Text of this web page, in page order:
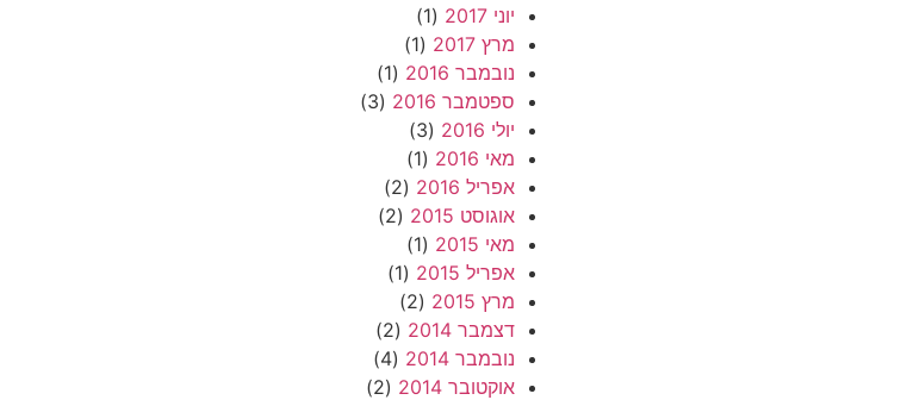
יוני 2017
(1)
מרץ 2017
(1)
נובמבר 2016
(1)
ספטמבר 2016
(3)
יולי 2016
(3)
מאי 2016
(1)
אפריל 2016
(2)
אוגוסט 2015
(2)
מאי 2015
(1)
אפריל 2015
(1)
מרץ 2015
(2)
דצמבר 2014
(2)
נובמבר 2014
(4)
אוקטובר 2014
(2)